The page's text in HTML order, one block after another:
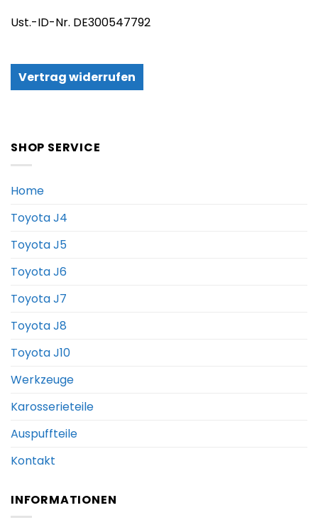
Ust.-ID-Nr. DE300547792
Vertrag widerrufen
SHOP SERVICE
Home
Toyota J4
Toyota J5
Toyota J6
Toyota J7
Toyota J8
Toyota J10
Werkzeuge
Karosserieteile
Auspuffteile
Kontakt
INFORMATIONEN